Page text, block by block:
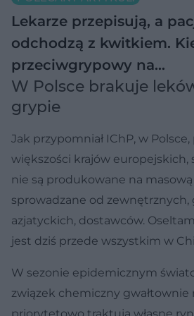
Lekarze przepisują, a
odchodzą z kwitkiem.
przeciwgrypowy na…
W Polsce brakuje
grypie
Jak przypomniał IChP, w
większości krajów europejskich,
nie są produkowane na
sprowadzane od zewnętrznych,
azjatyckich, dostawców.
jest dziś przede wszystkim w
W sezonie epidemicznym
związek chemiczny gwałtownie
priorytetowo traktują własne